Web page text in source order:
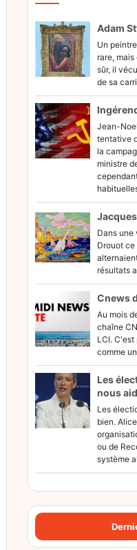
Adam
Un
rare,
sûr, il
de sa
Jean-
tentative
la
ministre
Dans une
Drouot
résultats
Cnews
Au mois
chaîne
LCI.
comme
Les
nous
Les
bien.
ou de
système